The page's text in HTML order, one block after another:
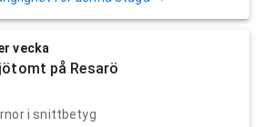
vecka
på Resarö
i snittbetyg